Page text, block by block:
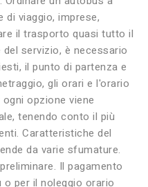
di viaggio, imprese,
il trasporto quasi tutto il
servizio, è necessario
il punto di partenza e
gli orari e l'orario
opzione viene
tenendo conto il più
Caratteristiche del
da varie sfumature.
Il pagamento
per il noleggio orario